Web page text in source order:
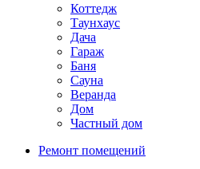
Коттедж
Таунхаус
Дача
Гараж
Баня
Сауна
Веранда
Дом
Частный дом
Ремонт помещений